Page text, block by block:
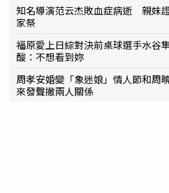
知名導演范云杰敗血症病逝 親妹
家祭
福原愛上日綜對決前桌球選手水
酸：不想看到妳
周孝安婚變「象迷娘」情人節和
來發聲撇兩人關係